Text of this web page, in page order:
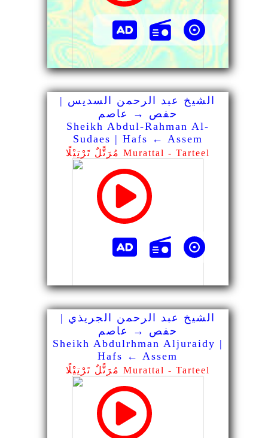
الشيخ عبد الرحمن السديس |
حفص → عاصم
Sheikh Abdul-Rahman Al-
Sudaes | Hafs ← Assem
مُرَتًّلٌ تَرْتِيْلًا Murattal - Tarteel
الشيخ عبد الرحمن الجريذي |
حفص → عاصم
Sheikh Abdulrhman Aljuraidy |
Hafs ← Assem
مُرَتًّلٌ تَرْتِيْلًا Murattal - Tarteel